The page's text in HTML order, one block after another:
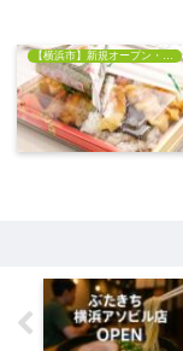
【横浜市】新規オープン・開店情報